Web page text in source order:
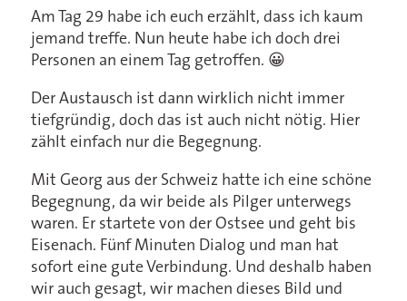
Am Tag 29 habe ich euch erzählt, dass ich kaum
jemand treffe. Nun heute habe ich doch drei
Personen an einem Tag getroffen. 😀
Der Austausch ist dann wirklich nicht immer
tiefgründig, doch das ist auch nicht nötig. Hier
zählt einfach nur die Begegnung.
Mit Georg aus der Schweiz hatte ich eine schöne
Begegnung, da wir beide als Pilger unterwegs
waren. Er startete von der Ostsee und geht bis
Eisenach. Fünf Minuten Dialog und man hat
sofort eine gute Verbindung. Und deshalb haben
wir auch gesagt, wir machen dieses Bild und